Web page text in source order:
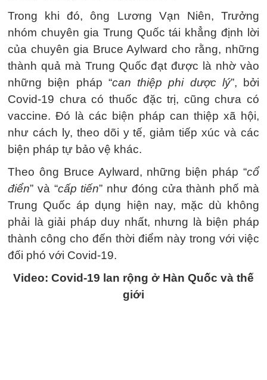
Trong khi đó, ông Lương Vạn Niên, Trưởng
nhóm chuyên gia Trung Quốc tái khẳng định lời
của chuyên gia Bruce Aylward cho rằng, những
thành quả mà Trung Quốc đạt được là nhờ vào
những biện pháp “can thiệp phi dược lý”, bởi
Covid-19 chưa có thuốc đặc trị, cũng chưa có
vaccine. Đó là các biện pháp can thiệp xã hội,
như cách ly, theo dõi y tế, giảm tiếp xúc và các
biện pháp tự bảo vệ khác.
Theo ông Bruce Aylward, những biện pháp “cổ
điển” và “cấp tiến” như đóng cửa thành phố mà
Trung Quốc áp dụng hiện nay, mặc dù không
phải là giải pháp duy nhất, nhưng là biện pháp
thành công cho đến thời điểm này trong với việc
đối phó với Covid-19.
Video: Covid-19 lan rộng ở Hàn Quốc và thế
giới